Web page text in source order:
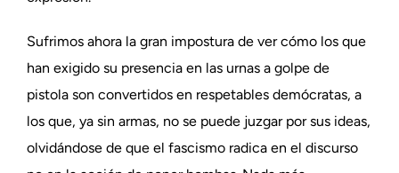
Sufrimos ahora la gran impostura de ver cómo los que
han exigido su presencia en las urnas a golpe de
pistola son convertidos en respetables demócratas, a
los que, ya sin armas, no se puede juzgar por sus ideas,
olvidándose de que el fascismo radica en el discurso